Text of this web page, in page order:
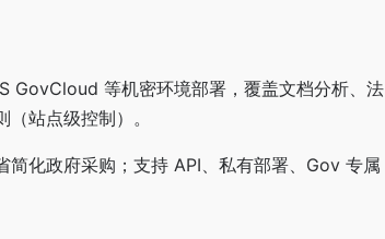
GovCloud 等机密环境部署，覆盖文档分析、法
站点级控制）。
简化政府采购；支持 API、私有部署、Gov 专属